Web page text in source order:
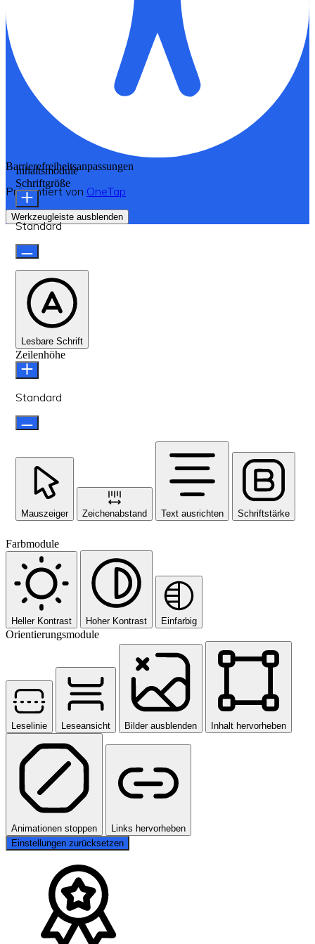
Barrierefreiheitsanpassungen
Präsentiert von OneTap
Werkzeugleiste ausblenden
Inhaltsmodule
Schriftgröße
Standard
Lesbare Schrift
Zeilenhöhe
Standard
Mauszeiger Zeichenabstand Text ausrichten Schriftstärke
Farbmodule
Heller Kontrast Hoher Kontrast Einfarbig
Orientierungsmodule
Leselinie Leseansicht Bilder ausblenden Inhalt hervorheben
Animationen stoppen
Links hervorheben
Einstellungen zurücksetzen